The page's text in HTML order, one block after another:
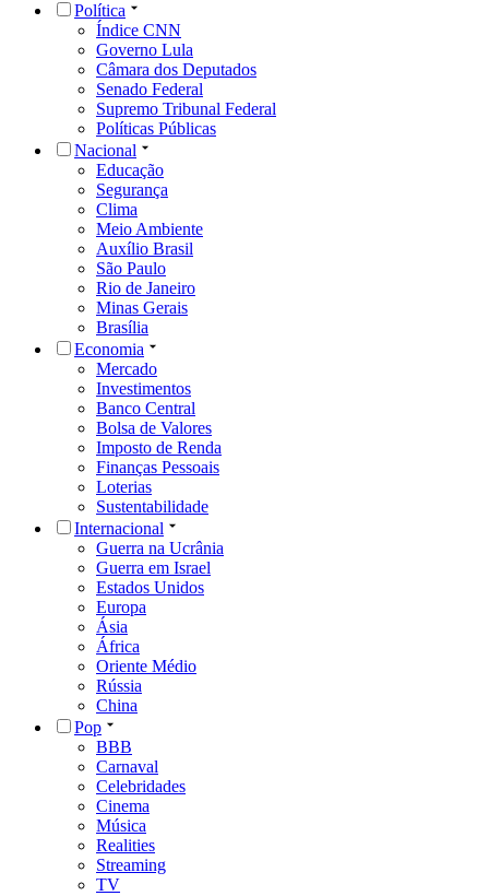
Política
Índice CNN
Governo Lula
Câmara dos Deputados
Senado Federal
Supremo Tribunal Federal
Políticas Públicas
Nacional
Educação
Segurança
Clima
Meio Ambiente
Auxílio Brasil
São Paulo
Rio de Janeiro
Minas Gerais
Brasília
Economia
Mercado
Investimentos
Banco Central
Bolsa de Valores
Imposto de Renda
Finanças Pessoais
Loterias
Sustentabilidade
Internacional
Guerra na Ucrânia
Guerra em Israel
Estados Unidos
Europa
Ásia
África
Oriente Médio
Rússia
China
Pop
BBB
Carnaval
Celebridades
Cinema
Música
Realities
Streaming
TV